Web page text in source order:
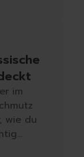
| Eimer
|
Tücher
|
im
wie du